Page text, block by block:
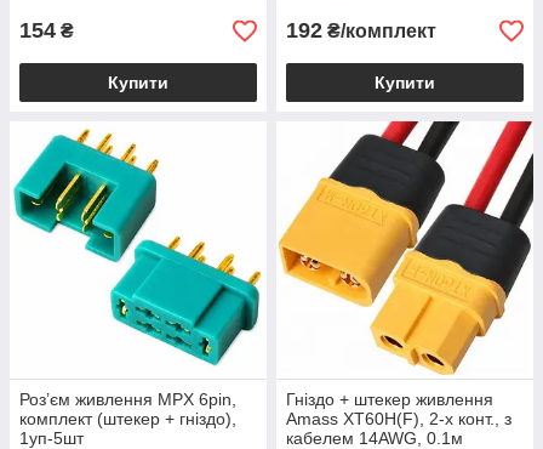
154 ₴
Купити
192 ₴/комплект
Купити
Роз’єм живлення MPX 6pin,
комплект (штекер + гніздо),
1уп-5шт
Гніздо + штекер живлення
Amass XT60H(F), 2-х конт., з
кабелем 14AWG, 0.1м